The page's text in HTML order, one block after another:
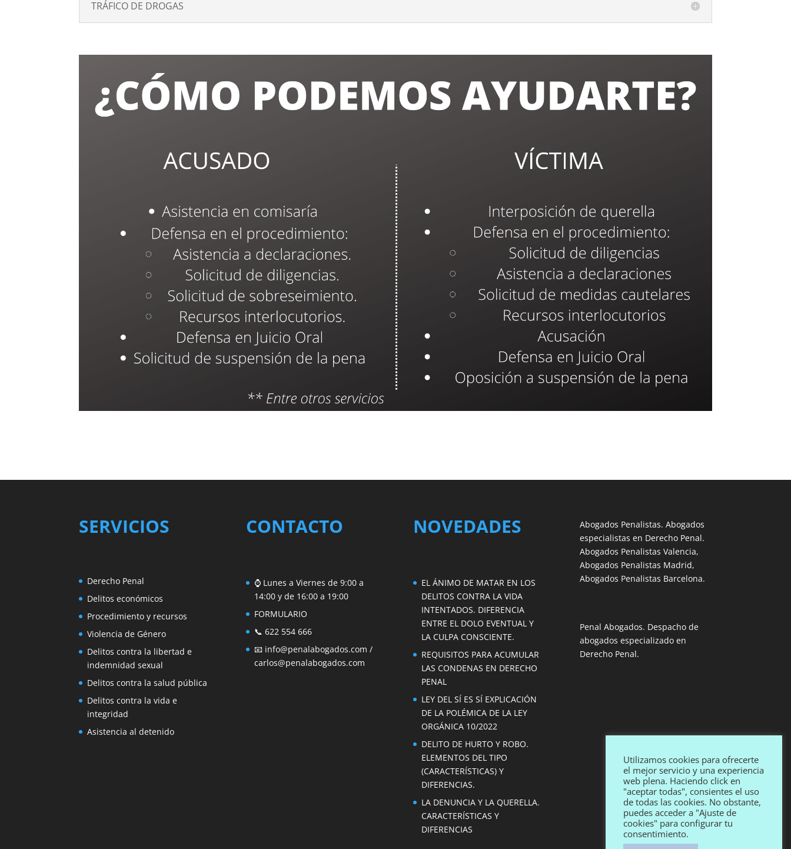
TRÁFICO DE DROGAS
SERVICIOS
Derecho Penal
Delitos económicos
Procedimiento y recursos
Violencia de Género
Delitos contra la libertad e
indemnidad sexual
Delitos contra la salud pública
Delitos contra la vida e
integridad
Asistencia al detenido
CONTACTO
⌚ Lunes a Viernes de 9:00 a
14:00 y de 16:00 a 19:00
FORMULARIO
📞 622 554 666
📧 info@penalabogados.com /
carlos@penalabogados.com
NOVEDADES
EL ÁNIMO DE MATAR EN LOS
DELITOS CONTRA LA VIDA
INTENTADOS. DIFERENCIA
ENTRE EL DOLO EVENTUAL Y
LA CULPA CONSCIENTE.
REQUISITOS PARA ACUMULAR
LAS CONDENAS EN DERECHO
PENAL
LEY DEL SÍ ES SÍ EXPLICACIÓN
DE LA POLÉMICA DE LA LEY
ORGÁNICA 10/2022
DELITO DE HURTO Y ROBO.
ELEMENTOS DEL TIPO
(CARACTERÍSTICAS) Y
DIFERENCIAS.
LA DENUNCIA Y LA QUERELLA.
CARACTERÍSTICAS Y
DIFERENCIAS
Abogados Penalistas. Abogados
especialistas en Derecho Penal.
Abogados Penalistas Valencia,
Abogados Penalistas Madrid,
Abogados Penalistas Barcelona.
Penal Abogados. Despacho de
abogados especializado en
Derecho Penal.
Utilizamos cookies para ofrecerte
el mejor servicio y una experiencia
web plena. Haciendo click en
"aceptar todas", consientes el uso
de todas las cookies. No obstante,
puedes acceder a "Ajuste de
cookies" para configurar tu
consentimiento.